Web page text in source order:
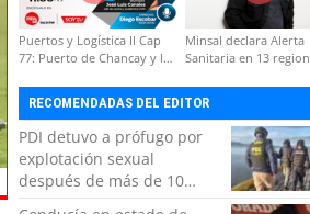
Puertos y Logística II Cap
77: Puerto de Chancay y la
Minsal declara Alerta
Sanitaria en 13
RECOMENDADAS DEL EDITOR
PDI detuvo a prófugo por
explotación sexual
después de más de 10
horas de navegación en la